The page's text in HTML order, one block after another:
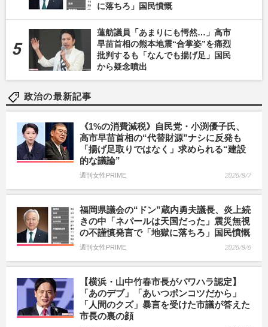
に落ちろ」国民憤慨
蓮舫議員「あまりにも愕然…」高市
早苗首相の熊本地震“合掌姿”を痛烈
批判するも「なんでも揚げ足」国民
から疑念噴出
政治の最新記事
《1%の消費減税》自民党・小渕優子氏、
高市早苗首相の“代替財源”ナシに反発も
「揚げ足取りではなく」求められる“建設
的な議論”
週刊女性PRIME 2026/8/7
福岡県議会の“ドン”蔵内勇夫議長、炎上続
きの中「ネパールは天国だった」震災無視
の不謹慎発言で「地獄に落ちろ」国民憤慨
週刊女性PRIME 2026/8/6
【横浜・山中竹春市長がパワハラ認定】
「あのデブ」「あいつポンコツだから」
「人間のクズ」暴言を受けた市議が答えた
市長の裏の顔